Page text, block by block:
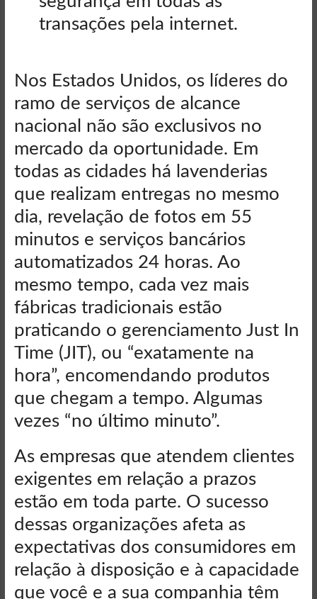
transações pela internet.
Nos Estados Unidos, os líderes do
ramo de serviços de alcance
nacional não são exclusivos no
mercado da oportunidade. Em
todas as cidades há lavenderias
que realizam entregas no mesmo
dia, revelação de fotos em 55
minutos e serviços bancários
automatizados 24 horas. Ao
mesmo tempo, cada vez mais
fábricas tradicionais estão
praticando o gerenciamento Just In
Time (JIT), ou “exatamente na
hora”, encomendando produtos
que chegam a tempo. Algumas
vezes “no último minuto”.
As empresas que atendem clientes
exigentes em relação a prazos
estão em toda parte. O sucesso
dessas organizações afeta as
expectativas dos consumidores em
relação à disposição e à capacidade
que você e a sua companhia têm